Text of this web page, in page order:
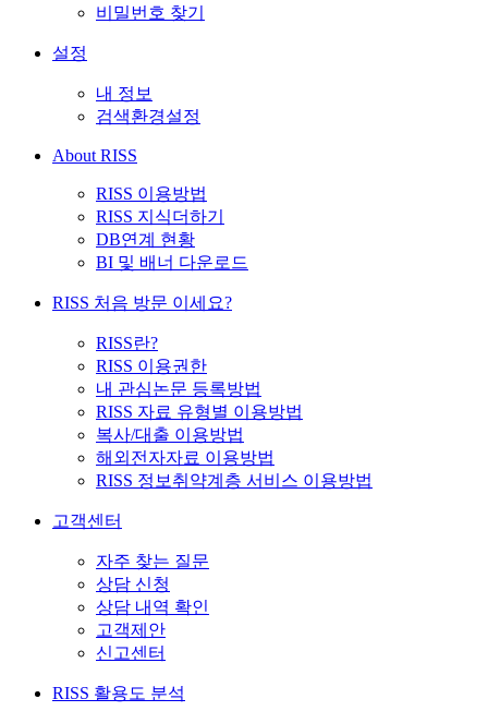
비밀번호 찾기
설정
내 정보
검색환경설정
About RISS
RISS 이용방법
RISS 지식더하기
DB연계 현황
BI 및 배너 다운로드
RISS 처음 방문 이세요?
RISS란?
RISS 이용권한
내 관심논문 등록방법
RISS 자료 유형별 이용방법
복사/대출 이용방법
해외전자자료 이용방법
RISS 정보취약계층 서비스 이용방법
고객센터
자주 찾는 질문
상담 신청
상담 내역 확인
고객제안
신고센터
RISS 활용도 분석